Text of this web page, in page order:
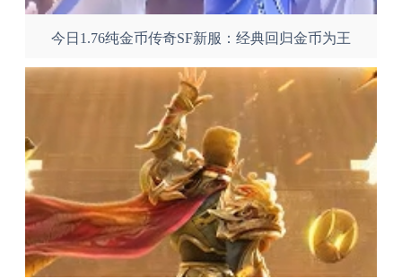
今日1.76纯金币传奇SF新服：经典回归金币为王